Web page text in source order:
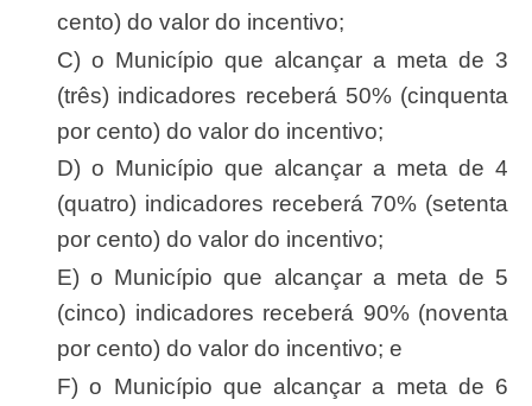
cento) do valor do incentivo;
c) o Município que alcançar a meta de 3
(três) indicadores receberá 50% (cinquenta
por cento) do valor do incentivo;
d) o Município que alcançar a meta de 4
(quatro) indicadores receberá 70% (setenta
por cento) do valor do incentivo;
e) o Município que alcançar a meta de 5
(cinco) indicadores receberá 90% (noventa
por cento) do valor do incentivo; e
f) o Município que alcançar a meta de 6